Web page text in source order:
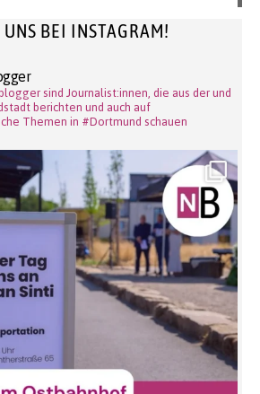
UNS BEI INSTAGRAM!
sind Journalist:innen, die aus der und
berichten und auch auf
Themen in #Dortmund schauen